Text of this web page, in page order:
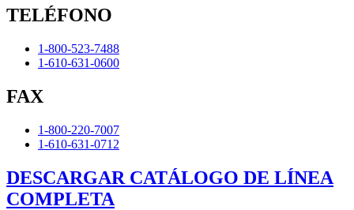
TELÉFONO
1-800-523-7488
1-610-631-0600
FAX
1-800-220-7007
1-610-631-0712
DESCARGAR CATÁLOGO DE LÍNEA
COMPLETA